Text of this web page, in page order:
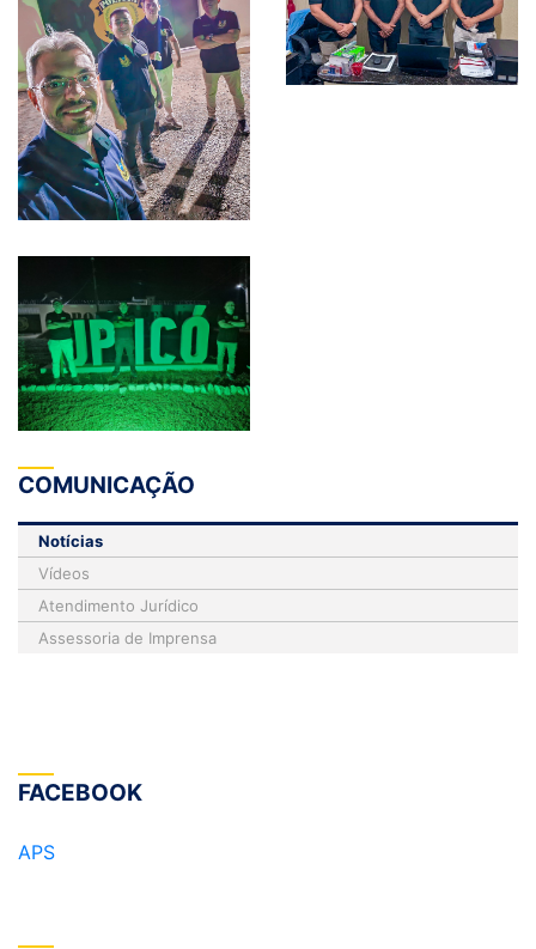
COMUNICAÇÃO
Notícias
Vídeos
Atendimento Jurídico
Assessoria de Imprensa
FACEBOOK
APS